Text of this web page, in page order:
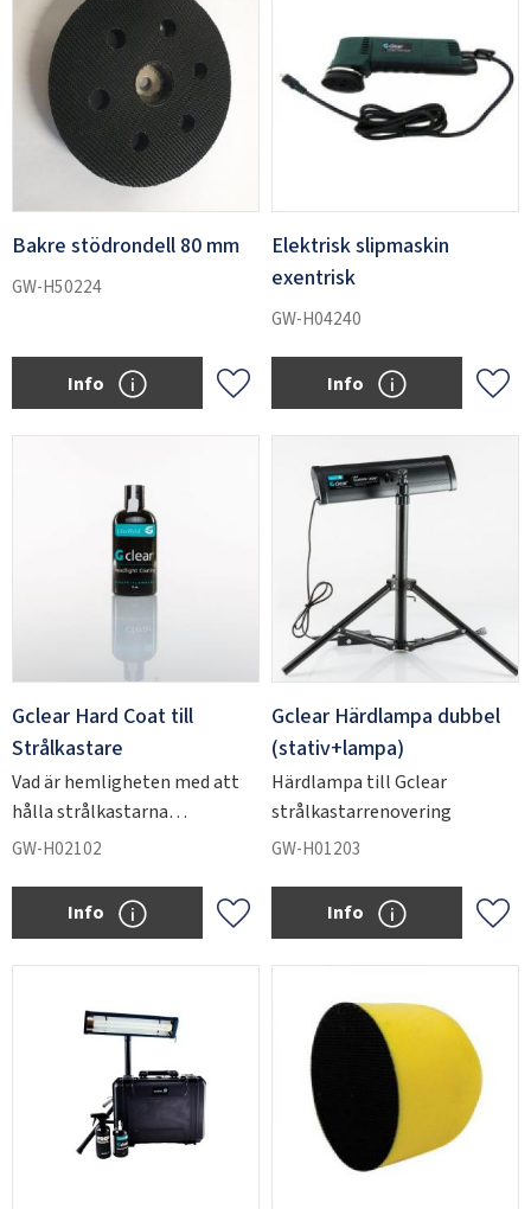
Bakre stödrondell 80 mm
GW-H50224
Add to favorites
Info
Elektrisk slipmaskin
exentrisk
GW-H04240
Add
Info
Gclear Hard Coat till
Strålkastare
Vad är hemligheten med att
hålla strålkastarna
kristallklara i flera år?
GW-H02102
Add to favorites
Info
Gclear Härdlampa dubbel
(stativ+lampa)
Härdlampa till Gclear
strålkastarrenovering
GW-H01203
Add
Info